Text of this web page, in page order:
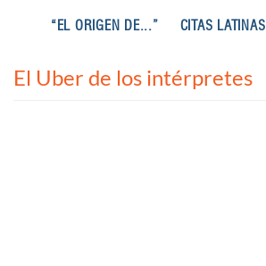
“EL ORIGEN DE...” CITAS LATINAS
El Uber de los intérpretes